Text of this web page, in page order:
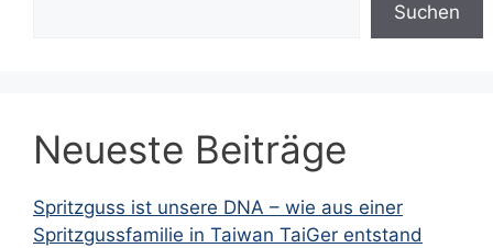
Suchen
Neueste Beiträge
Spritzguss ist unsere DNA – wie aus einer
Spritzgussfamilie in Taiwan TaiGer entstand